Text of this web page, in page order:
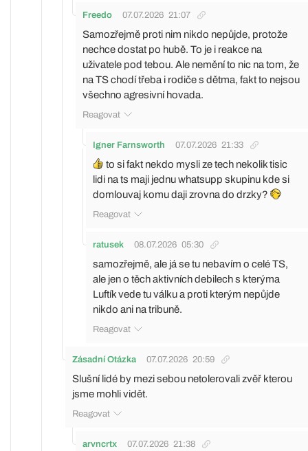
Freedo 07.07.2026 21:07
Samozřejmě proti nim nikdo nepůjde, protože
nechce dostat po hubě. To je i reakce na
uživatele pod tebou. Ale nemění to nic na tom, že
na TS chodí třeba i rodiče s dětma, fakt to nejsou
všechno agresivní hovada.
Reagovat
Igner Farnsworth 07.07.2026 21:33
to si fakt nekdo mysli ze tech nekolik tisic
lidi na ts maji jednu whatsupp skupinu kde si
domlouvaj komu daji zrovna do drzky?
Reagovat
ratusek 08.07.2026 05:30
samozřejmě, ale já se tu nebavím o celé TS,
ale jen o těch aktivních debilech s kterýma
Luftík vede tu válku a proti kterým nepůjde
nikdo ani na tribuně.
Reagovat
Zásadní Otázka 07.07.2026 20:59
Slušní lidé by mezi sebou netolerovali zvěř kterou
jsme mohli vidět.
Reagovat
arvncrtx 07.07.2026 21:38